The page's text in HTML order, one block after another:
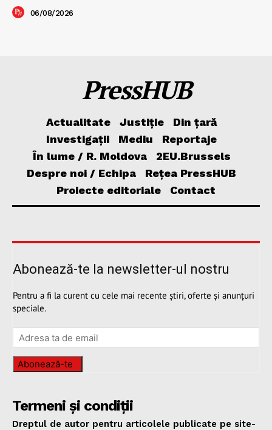
06/08/2026
PressHUB
Actualitate Justiție
Din țară
Investigații
Mediu
Reportaje
În lume / R. Moldova
2EU.Brussels
Despre noi / Echipa
Rețea PressHUB
Proiecte editoriale
Contact
Abonează-te la newsletter-ul nostru
Pentru a fi la curent cu cele mai recente știri, oferte și anunțuri
speciale.
Abonează-te
Termeni și condiții
Dreptul de autor pentru articolele publicate pe site-